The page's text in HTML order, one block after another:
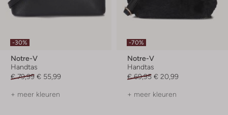
-30%
Notre-V
Handtas
€ 79,99 € 55,99
+ meer kleuren
-70%
Notre-V
Handtas
€ 69,95 € 20,99
+ meer kleuren